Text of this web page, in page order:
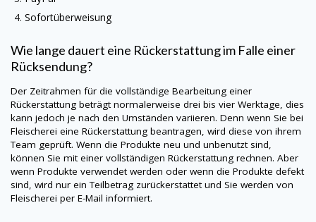
Sofortüberweisung
Wie lange dauert eine Rückerstattung im Falle einer
Rücksendung?
Der Zeitrahmen für die vollständige Bearbeitung einer
Rückerstattung beträgt normalerweise drei bis vier Werktage, dies
kann jedoch je nach den Umständen variieren. Denn wenn Sie bei
Fleischerei eine Rückerstattung beantragen, wird diese von ihrem
Team geprüft. Wenn die Produkte neu und unbenutzt sind,
können Sie mit einer vollständigen Rückerstattung rechnen. Aber
wenn Produkte verwendet werden oder wenn die Produkte defekt
sind, wird nur ein Teilbetrag zurückerstattet und Sie werden von
Fleischerei per E-Mail informiert.